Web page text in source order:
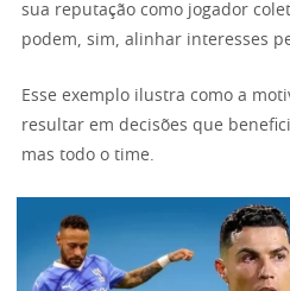
sua reputação como jogador
podem, sim, alinhar interesses
Esse exemplo ilustra como a
resultar em decisões que
mas todo o time.